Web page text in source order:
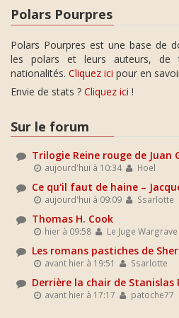
Polars Pourpres
Polars Pourpres est une base de
les polars et leurs auteurs,
nationalités. Cliquez ici pour en
Envie de stats ? Cliquez ici !
Sur le forum
Trilogie Reine rouge de Juan
aujourd'hui à 10:34 Hoel
Ce qu'il faut de haine –
aujourd'hui à 09:09 Ssarlotte
Thomas H. Cook
hier à 09:58 Le Juge Wargrave
Les romans pastiches de
avant hier à 19:51 Ssarlotte
Derrière la chair de Stanislas
avant hier à 17:17 patoche77